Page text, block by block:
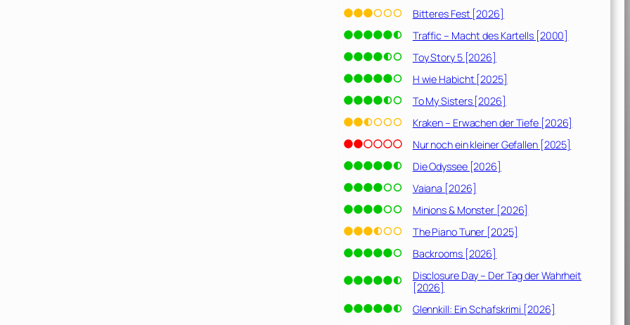
Bitteres Fest [2026]
Traffic – Macht des Kartells [2000]
Toy Story 5 [2026]
H wie Habicht [2025]
To My Sisters [2026]
Kraken – Erwachen der Tiefe [2026]
Nur noch ein kleiner Gefallen [2025]
Die Odyssee [2026]
Vaiana [2026]
Minions & Monster [2026]
The Piano Tuner [2025]
Backrooms [2026]
Disclosure Day – Der Tag der Wahrheit
[2026]
Glennkill: Ein Schafskrimi [2026]